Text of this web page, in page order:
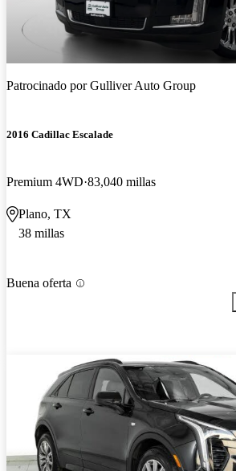
Patrocinado porGulliver Auto Group
2016 Cadillac Escalade
Premium 4WD 83,040 millas
Plano, TX
38 millas
Buena oferta